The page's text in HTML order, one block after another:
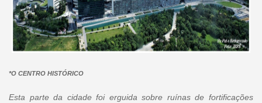
*O CENTRO HISTÓRICO
Esta parte da cidade foi erguida sobre ruínas de fortificações